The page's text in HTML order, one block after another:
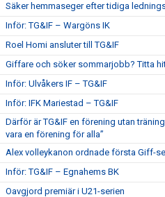
Säker hemmaseger efter tidiga
Inför: TG&IF – Wargöns IK
Roel Homi ansluter till TG&IF
Giffare och söker sommarjobb? Titta
Inför: Ulvåkers IF – TG&IF
Inför: IFK Mariestad – TG&IF
Därför är TG&IF en förening utan
vara en förening för alla”
Alex volleykanon ordnade första Giff-
Inför: TG&IF – Egnahems BK
Oavgjord premiär i U21-serien